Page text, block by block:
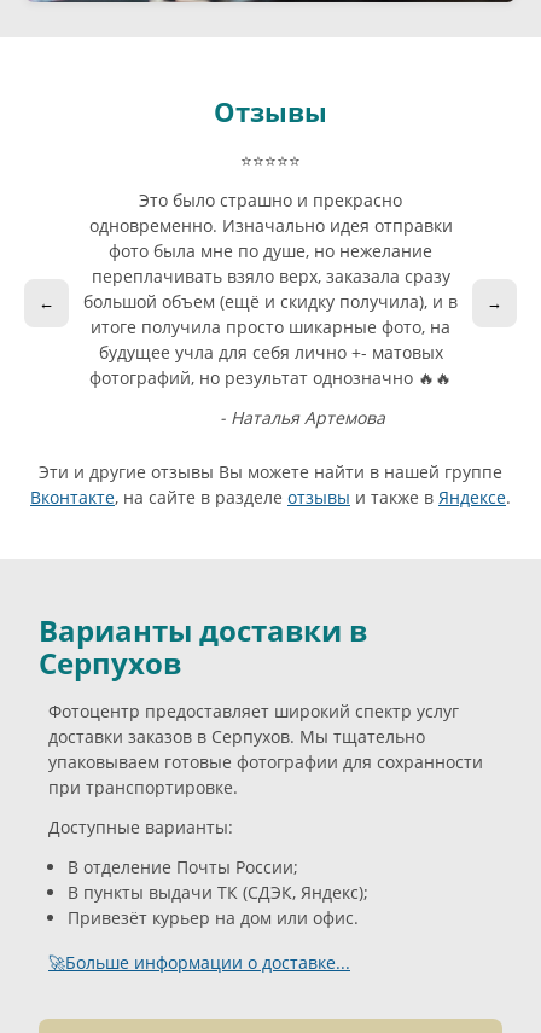
Отзывы
⭐⭐⭐⭐⭐
Это было страшно и прекрасно
одновременно. Изначально идея отправки
фото была мне по душе, но нежелание
переплачивать взяло верх, заказала сразу
большой объем (ещё и скидку получила), и в
итоге получила просто шикарные фото, на
будущее учла для себя лично +- матовых
фотографий, но результат однозначно 🔥🔥
- Наталья Артемова
← →
Эти и другие отзывы Вы можете найти в нашей группе
Вконтакте, на сайте в разделе отзывы и также в Яндексе.
Варианты доставки в
Серпухов
Фотоцентр предоставляет широкий спектр услуг
доставки заказов в Серпухов. Мы тщательно
упаковываем готовые фотографии для сохранности
при транспортировке.
Доступные варианты:
В отделение Почты России;
В пункты выдачи ТК (СДЭК, Яндекс);
Привезёт курьер на дом или офис.
🚀Больше информации о доставке...